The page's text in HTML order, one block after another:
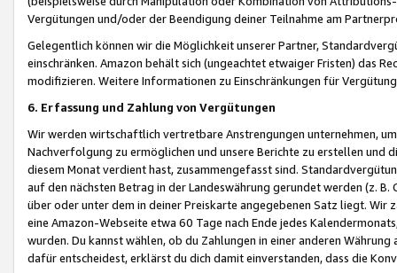
Vergütungen und/oder der Beendigung deiner Teilnahme am
Gelegentlich können wir die Möglichkeit unserer Partner,
einschränken. Amazon behält sich (ungeachtet etwaiger Fristen) das
modifizieren. Weitere Informationen zu Einschränkungen für
6. Erfassung und Zahlung von Vergütungen
Wir werden wirtschaftlich vertretbare Anstrengungen unternehmen,
Nachverfolgung zu ermöglichen und unsere Berichte zu erstellen und
diesem Monat verdient hast, zusammengefasst sind.
auf den nächsten Betrag in der Landeswährung gerundet werden (z.
über oder unter dem in deiner Preiskarte angegebenen Satz liegt.
eine Amazon-Webseite etwa 60 Tage nach Ende jedes
wurden. Du kannst wählen, ob du Zahlungen in einer anderen
dafür entscheidest, erklärst du dich damit einverstanden, dass die